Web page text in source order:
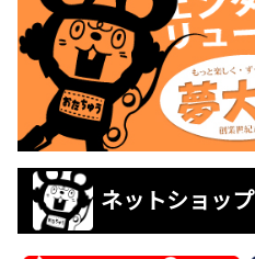
ネットショップ